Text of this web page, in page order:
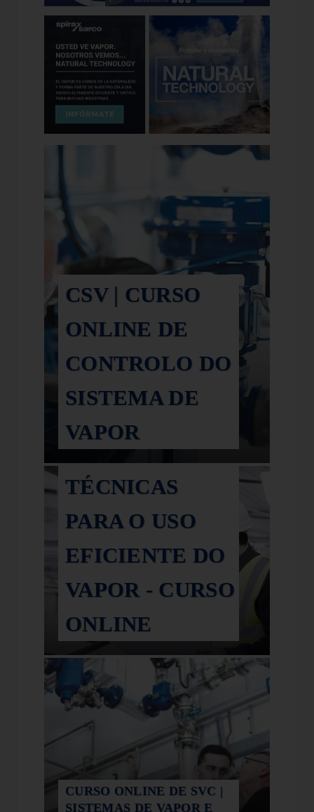
CSV | CURSO
ONLINE DE
CONTROLO DO
SISTEMA DE
VAPOR
TEV -
TÉCNICAS
PARA O USO
EFICIENTE DO
VAPOR - CURSO
ONLINE
CURSO ONLINE DE SVC |
SISTEMAS DE VAPOR E